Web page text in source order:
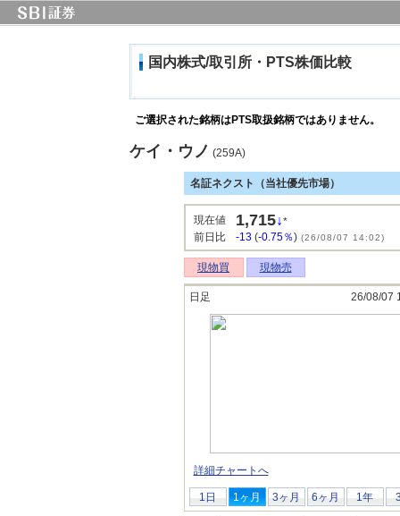
国内株式/取引所・PTS株価比較
ご選択された銘柄はPTS取扱銘柄ではありません。
ケイ・ウノ (259A)
名証ネクスト（当社優先市場）
現在値 1,715↓*
前日比
-13(-0.75％)(26/08/07 14:02)
現物買 現物売
日足 26/08/07
詳細チャートへ
1日 1ヶ月 3ヶ月 6ヶ月 1年